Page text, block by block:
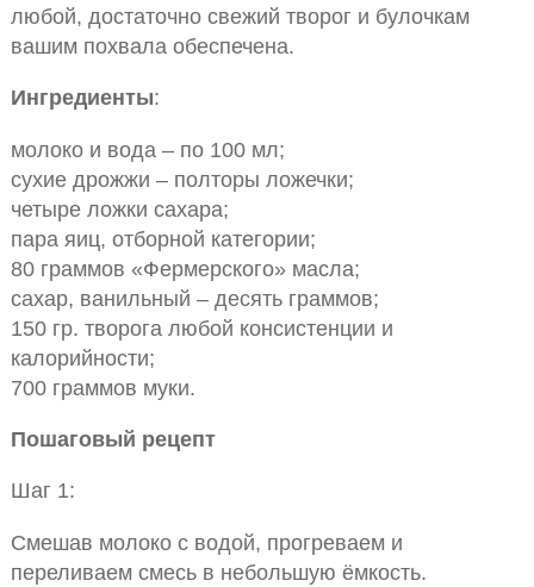
любой, достаточно свежий творог и булочкам
вашим похвала обеспечена.
Ингредиенты:
молоко и вода – по 100 мл;
сухие дрожжи – полторы ложечки;
четыре ложки сахара;
пара яиц, отборной категории;
80 граммов «Фермерского» масла;
сахар, ванильный – десять граммов;
150 гр. творога любой консистенции и
калорийности;
700 граммов муки.
Пошаговый рецепт
Шаг 1:
Смешав молоко с водой, прогреваем и
переливаем смесь в небольшую ёмкость.